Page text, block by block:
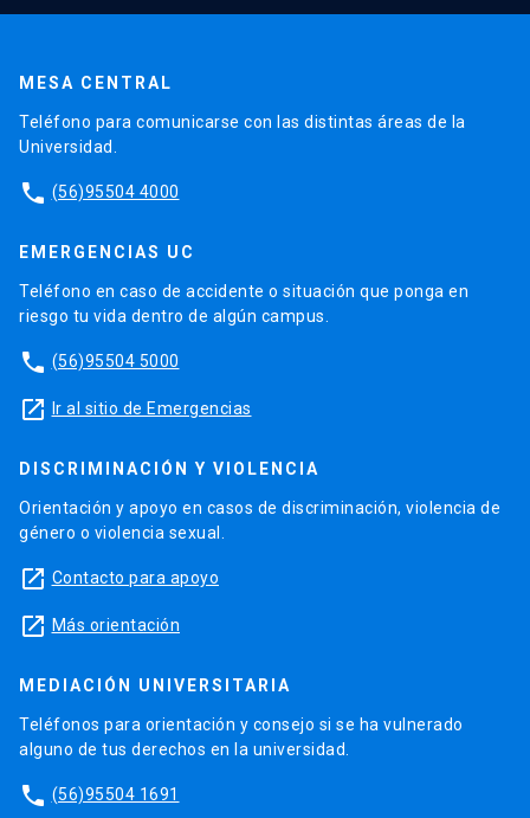
MESA CENTRAL
Teléfono para comunicarse con las distintas áreas de la
Universidad.
phone (56)95504 4000
EMERGENCIAS UC
Teléfono en caso de accidente o situación que ponga en
riesgo tu vida dentro de algún campus.
phone (56)95504 5000
launch Ir al sitio de Emergencias
DISCRIMINACIÓN Y VIOLENCIA
Orientación y apoyo en casos de discriminación, violencia de
género o violencia sexual.
launch Contacto para apoyo
launch Más orientación
MEDIACIÓN UNIVERSITARIA
Teléfonos para orientación y consejo si se ha vulnerado
alguno de tus derechos en la universidad.
phone (56)95504 1691